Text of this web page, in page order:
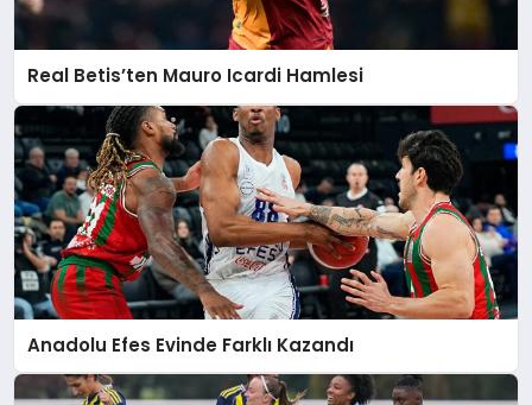
Real Betis’ten Mauro Icardi Hamlesi
Anadolu Efes Evinde Farklı Kazandı